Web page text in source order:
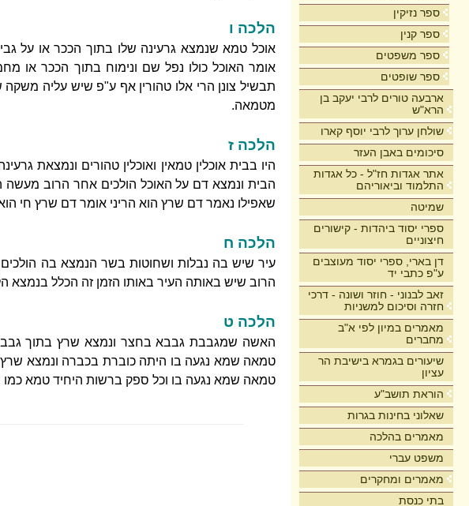
ספר נזיקין
ספר קנין
ספר משפטים
ספר שופטים
ארבעה טורים לרבי יעקב בן
הרא"ש
שולחן ערוך לרבי יוסף קארו
סיכומים באבן העזר
אתר אגדות חז"ל - כל אגדות
התלמוד וביאוריהם
שמיטה
ספרי יסוד ביהדות - קישורים
חיצוניים
דן בארי, ספרי יסוד מעוצבים
ע"פ כתבי יד
זאב לבנוני - חוזר ושונה - דרכי
חזרה וסיכום למשניות
מאמרים במיון לפי א"ב
מחברים
שיעורים בגמרא בישיבת הר
עציון
הוראת תושב"ע
שאלוני בחינות בגרות
מאמרים בהלכה
משפט עברי
מאמרים ומחקרים
בתי כנסת
הלכה ו
אוכל טמא שנמצא גרעינה שלו בתוך הככר או על
אומר האוכל כולו נפל שם ונימוח בתוך הככר או
תבשיל צונן הרי אלו טהורין אף ע"פ שיש עליה
מטמאה.
הלכה ז
היו בבית אוכלין טמאין ואוכלין טהורים ונמצאת
הבית ונמצא דם על האוכל הולכים אחר הרוב מעשה
שאפילו נאמר דם שרץ הוא הריני אומר דם שרץ חי
הלכה ח
עיר שיש בה נבלות ושחוטות בשר הנמצא בה
הרוב שיש באותה העיר באותו הזמן זה הכלל בנמצא
הלכה ט
האשה שמגבבת גבבא בחצר ונמצא שרץ בתוך
טמאה שמא נגעה בו היתה כוברת בכברה ונמצא שרץ
טמאה שמא נגעה בו וכל ספק ברשות היחיד טמא כמו